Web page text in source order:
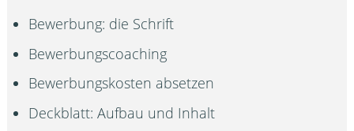
Bewerbung: die Schrift
Bewerbungscoaching
Bewerbungskosten absetzen
Deckblatt: Aufbau und Inhalt